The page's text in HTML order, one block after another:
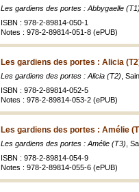
Les gardiens des portes : Abbygaelle (T1)
ISBN : 978-2-89814-050-1
Notes : 978-2-89814-051-8 (ePUB)
Les gardiens des portes : Alicia
Les gardiens des portes : Alicia (T2) ,
ISBN : 978-2-89814-052-5
Notes : 978-2-89814-053-2 (ePUB)
Les gardiens des portes : Amélie
Les gardiens des portes : Amélie (T3) ,
ISBN : 978-2-89814-054-9
Notes : 978-2-89814-055-6 (ePUB)